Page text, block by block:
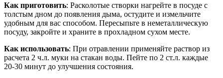
Как приготовить: Расколотые створки нагрейте в посуде с
толстым дном до появления дыма, остудите и измельчите
удобным для вас способом. Пересыпьте в неметаллическую
посуду, закройте и храните в прохладном сухом месте.
Как использовать: При отравлении применяйте раствор из
расчета 2 ч.л. муки на стакан воды. Пейте по 2 ст.л. каждые
20-30 минут до улучшения состояния.